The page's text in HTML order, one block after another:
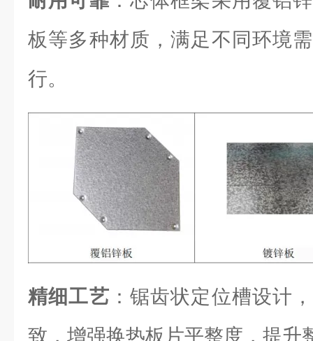
板等多种材质，满足不同环境
行。
精细工艺 ：锯齿状定位槽设计
致，增强换热板片平整度，提升